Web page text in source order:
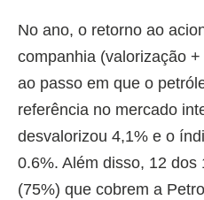
No ano, o retorno ao
companhia (valorização
ao passo em que o
referência no mercado
desvalorizou 4,1% e o
0.6%. Além disso, 12 dos
(75%) que cobrem a